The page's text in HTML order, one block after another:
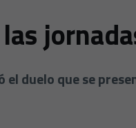
duelo que se